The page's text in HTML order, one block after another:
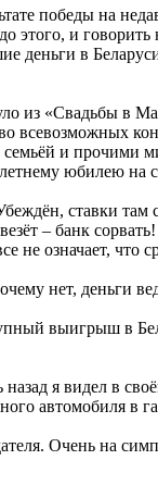
победы на
и
в
из «Свадьбы в
всевозможных
и прочими
юбилею
ставки
– банк
не означает, что
нет, деньги
выигрыш в
назад я видел в
автомобиля в
Очень на